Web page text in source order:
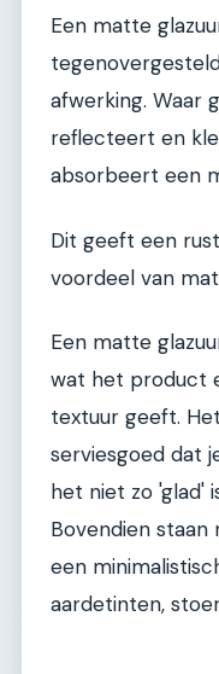
Een matte
afwerking. Waar
reflecteert en
absorbeert een
Dit geeft een
voordeel van
Een matte
wat het product
textuur geeft.
serviesgoed dat
het niet zo 'glad'
Bovendien
een
aardetinten,